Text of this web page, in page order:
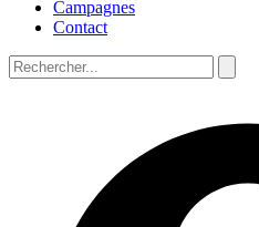
Campagnes
Contact